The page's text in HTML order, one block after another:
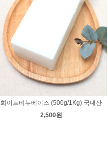
화이트비누베이스 (500g/1Kg) 국내산
2,500원